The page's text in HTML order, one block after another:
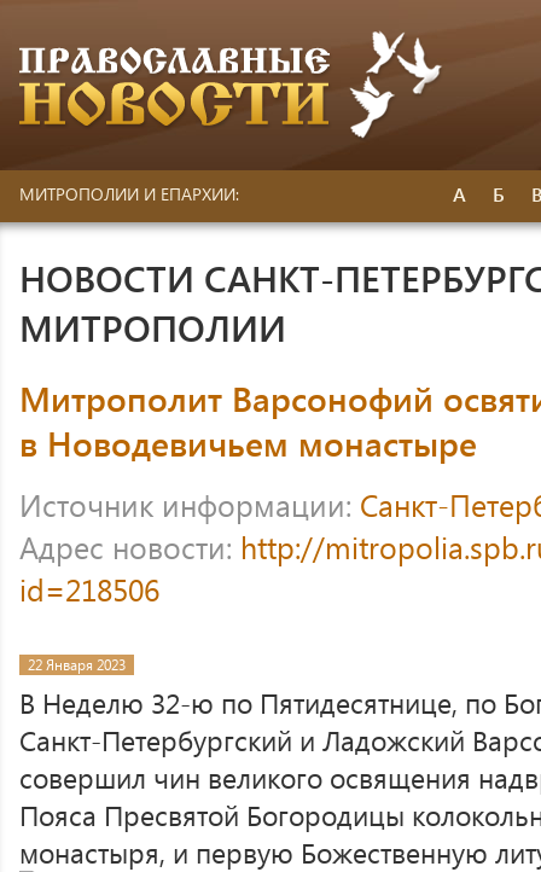
МИТРОПОЛИИ И ЕПАРХИИ: А Б
НОВОСТИ САНКТ-
МИТРОПОЛИИ
Митрополит Варсонофий
в Новодевичьем монастыре
Источник информации: Санкт-
Адрес новости: http://
id=218506
22 Января 2023
В Неделю 32-ю по Пятидесятнице, по
Санкт-Петербургский и Ладожский
совершил чин великого освящения
Пояса Пресвятой Богородицы
монастыря, и первую Божественную